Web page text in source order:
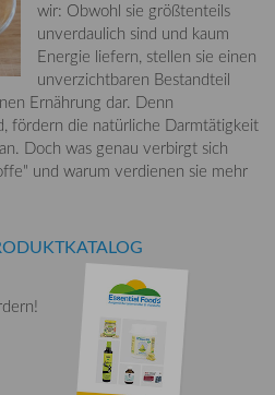
wir: Obwohl sie größtenteils
unverdaulich sind und kaum
Energie liefern, stellen sie einen
unverzichtbaren Bestandteil
Ernährung dar. Denn
fördern die natürliche Darmtätigkeit
Doch was genau verbirgt sich
und warum verdienen sie mehr